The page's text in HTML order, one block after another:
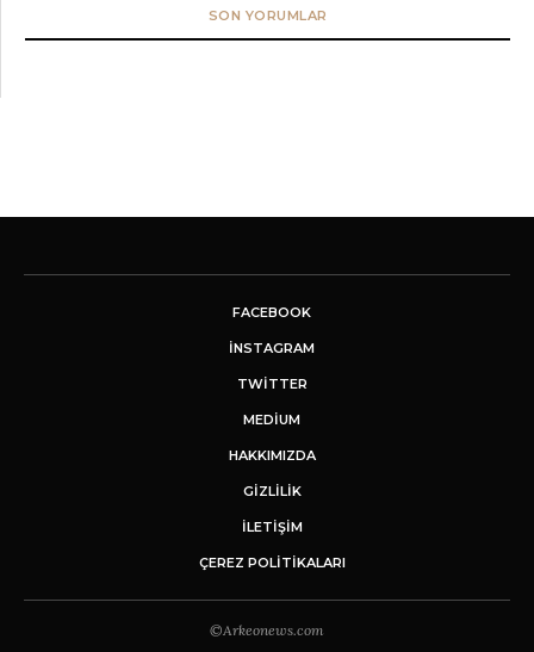
SON YORUMLAR
FACEBOOK
INSTAGRAM
TWITTER
MEDIUM
HAKKIMIZDA
GİZLİLİK
İLETIŞIM
ÇEREZ POLITIKALARI
©Arkeonews.com